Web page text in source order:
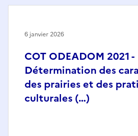
COT ODEADOM 2021 -
Détermination des
des prairies et des
culturales (…)
6 janvier 2026